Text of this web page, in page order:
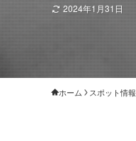
2024年1月31日
ホーム スポット情報